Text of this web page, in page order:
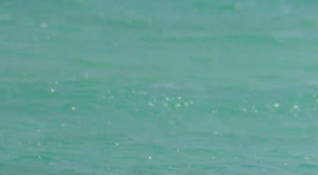
Wingsurfen
Over ons
Contact
Boeken